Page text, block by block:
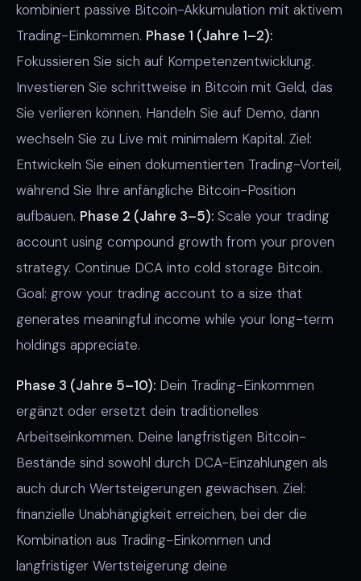
kombiniert passive Bitcoin-Akkumulation mit aktivem
Trading-Einkommen. Phase 1 (Jahre 1–2):
Fokussieren Sie sich auf Kompetenzentwicklung.
Investieren Sie schrittweise in Bitcoin mit Geld, das
Sie verlieren können. Handeln Sie auf Demo, dann
wechseln Sie zu Live mit minimalem Kapital. Ziel:
Entwickeln Sie einen dokumentierten Trading-Vorteil,
während Sie Ihre anfängliche Bitcoin-Position
aufbauen. Phase 2 (Jahre 3–5): Scale your trading
account using compound growth from your proven
strategy. Continue DCA into cold storage Bitcoin.
Goal: grow your trading account to a size that
generates meaningful income while your long-term
holdings appreciate.
Phase 3 (Jahre 5–10): Dein Trading-Einkommen
ergänzt oder ersetzt dein traditionelles
Arbeitseinkommen. Deine langfristigen Bitcoin-
Bestände sind sowohl durch DCA-Einzahlungen als
auch durch Wertsteigerungen gewachsen. Ziel:
finanzielle Unabhängigkeit erreichen, bei der die
Kombination aus Trading-Einkommen und
langfristiger Wertsteigerung deine